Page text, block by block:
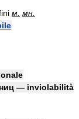
м. мн.
— inviolabilità